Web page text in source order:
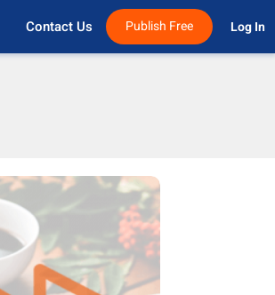
Contact Us Publish Free Log In